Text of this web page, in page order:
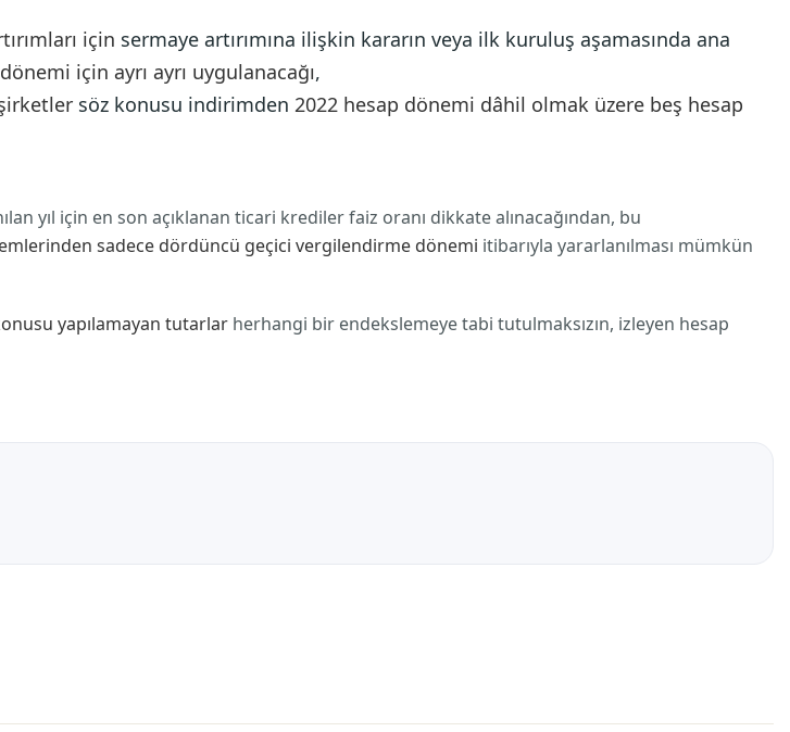
için sermaye artırımına ilişkin kararın veya ilk kuruluş aşamasında ana
için ayrı ayrı uygulanacağı,
söz konusu indirimden 2022 hesap dönemi dâhil olmak üzere beş hesap
yıl için en son açıklanan ticari krediler faiz oranı dikkate alınacağından, bu
sadece dördüncü geçici vergilendirme dönemi itibarıyla yararlanılması mümkün
yapılamayan tutarlar herhangi bir endekslemeye tabi tutulmaksızın, izleyen hesap